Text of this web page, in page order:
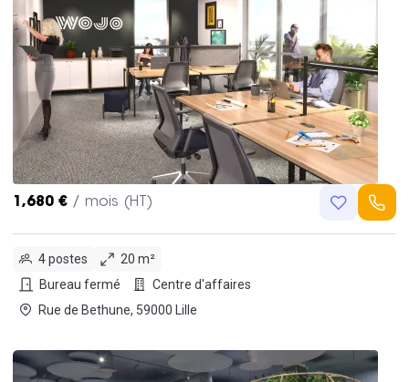
1,680 € / mois (HT)
4 postes
20 m²
Bureau fermé
Centre d'affaires
Rue de Bethune, 59000 Lille